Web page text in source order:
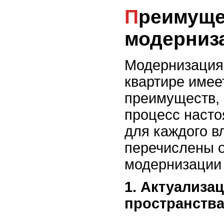
Преимущества
квартире
преимуществ,
процесс
для каждого
перечислены
модернизации
1.